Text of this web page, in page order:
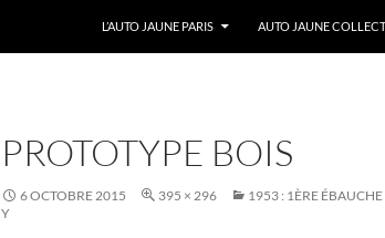
L’AUTO JAUNE PARIS
AUTO JAUNE
PROTOTYPE BOIS
6 OCTOBRE 2015 395 × 296
1953 : 1ÈRE
Y